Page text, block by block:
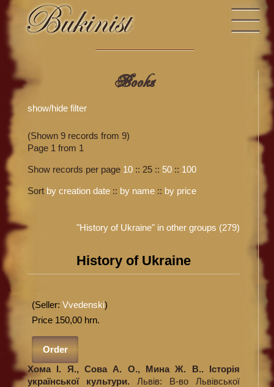
Books
show/hide filter
(Shown 9 records from 9)
Page 1 from 1
Show records per page 10 :: 25 :: 50 :: 100
Sort by creation date :: by name :: by price
"History of Ukraine" in other groups (279)
History of Ukraine
(Seller: Vvedenski)
Price 150,00 hrn.
Order
Хома І. Я., Сова А. О., Мина Ж. В.. Історія
української культури. Львів: В-во Львівської